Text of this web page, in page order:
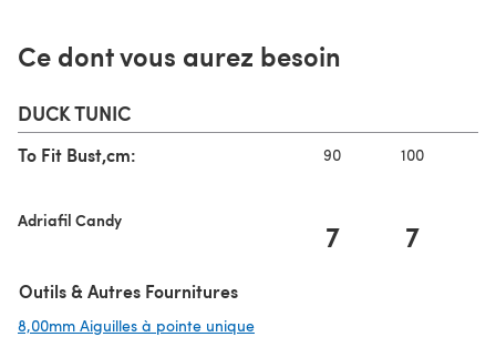
Ce dont vous aurez besoin
DUCK TUNIC
To Fit Bust,cm: 90 100
Adriafil Candy 7 7
Outils & Autres Fournitures
8,00mm Aiguilles à pointe unique